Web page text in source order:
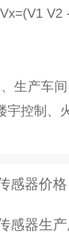
生产车
宇控制、
感器价格
感器生